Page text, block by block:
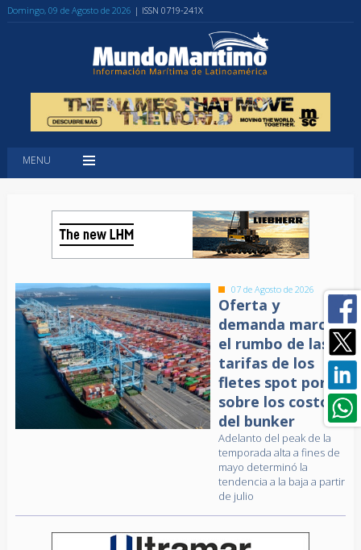
Domingo, 09 de Agosto de 2026 | ISSN 0719-241X
MENU
07 de Agosto de 2026
Oferta y
demanda marcan
el rumbo de las
tarifas de los
fletes spot por
sobre los costos
del bunker
Adelanto del peak de la
temporada alta a fines de
mayo determinó la
tendencia a la baja a partir
de julio